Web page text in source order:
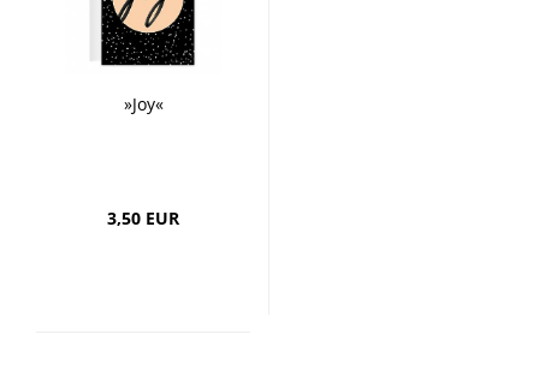
»Joy«
3,50 EUR